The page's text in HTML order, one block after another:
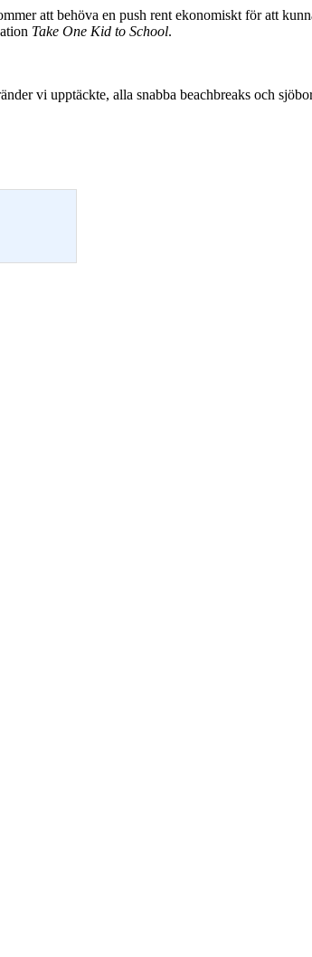
att behöva en push rent ekonomiskt för att
Take One Kid to School.
vi upptäckte, alla snabba beachbreaks och